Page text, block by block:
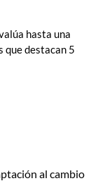
hasta una
que destacan 5
al cambio